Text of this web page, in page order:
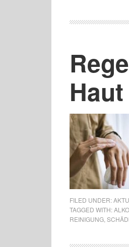
FILED UNDER:
TAGGED WITH:
REINIGUNG